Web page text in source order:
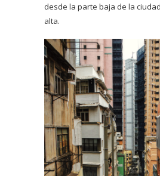
desde la parte baja de la
alta.